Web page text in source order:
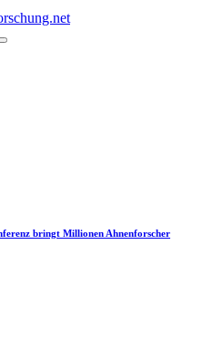
bringt Millionen Ahnenforscher